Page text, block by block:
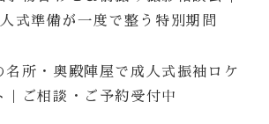
準備が一度で整う特別期間
名所・奥殿陣屋で成人式振袖ロケ
｜ご相談・ご予約受付中